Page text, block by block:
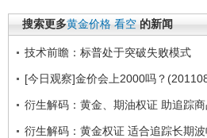
搜索更多黄金价格 看空 的新闻
技术前瞻：标普处于突破失败模式
[今日观察]金价会上2000吗？
衍生解码：黄金、期油权证 助追踪
衍生解码：黄金权证 适合追踪长期